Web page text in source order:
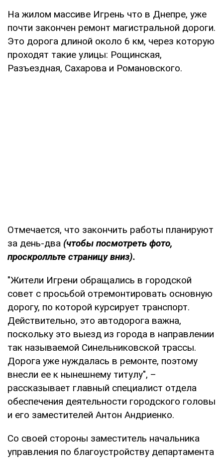
На жилом массиве Игрень что в Днепре, уже
почти закончен ремонт магистральной дороги.
Это дорога длиной около 6 км, через которую
проходят такие улицы: Рощинская,
Разъездная, Сахарова и Романовского.
Отмечается, что закончить работы планируют
за день-два (чтобы посмотреть фото,
проскролльте страницу вниз).
"Жители Игрени обращались в городской
совет с просьбой отремонтировать основную
дорогу, по которой курсирует транспорт.
Действительно, это автодорога важна,
поскольку это выезд из города в направлении
так называемой Синельниковской трассы.
Дорога уже нуждалась в ремонте, поэтому
внесли ее к нынешнему титулу", –
рассказывает главный специалист отдела
обеспечения деятельности городского головы
и его заместителей Антон Андриенко.
Со своей стороны заместитель начальника
управления по благоустройству департамента